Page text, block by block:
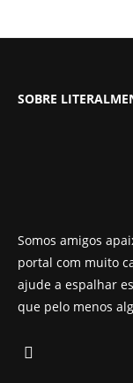
SOBRE
Somos amigos
portal com muito
ajude a espalhar
que pelo menos